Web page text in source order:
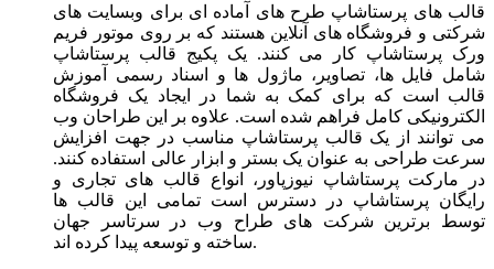
قالب های پرستاشاپ طرح های آماده ای برای وبسایت های
شرکتی و فروشگاه های آنلاین هستند که بر روی موتور فریم
ورک پرستاشاپ کار می کنند. یک پکیج قالب پرستاشاپ
شامل فایل ها، تصاویر، ماژول ها و اسناد رسمی آموزش
قالب است که برای کمک به شما در ایجاد یک فروشگاه
الکترونیکی کامل فراهم شده است. علاوه بر این طراحان وب
می توانند از یک قالب پرستاشاپ مناسب در جهت افزایش
سرعت طراحی به عنوان یک بستر و ابزار عالی استفاده کنند.
در مارکت پرستاشاپ نیوزپاور، انواع قالب های تجاری و
رایگان پرستاشاپ در دسترس است تمامی این قالب ها
توسط برترین شرکت های طراح وب در سرتاسر جهان
ساخته و توسعه پیدا کرده اند.